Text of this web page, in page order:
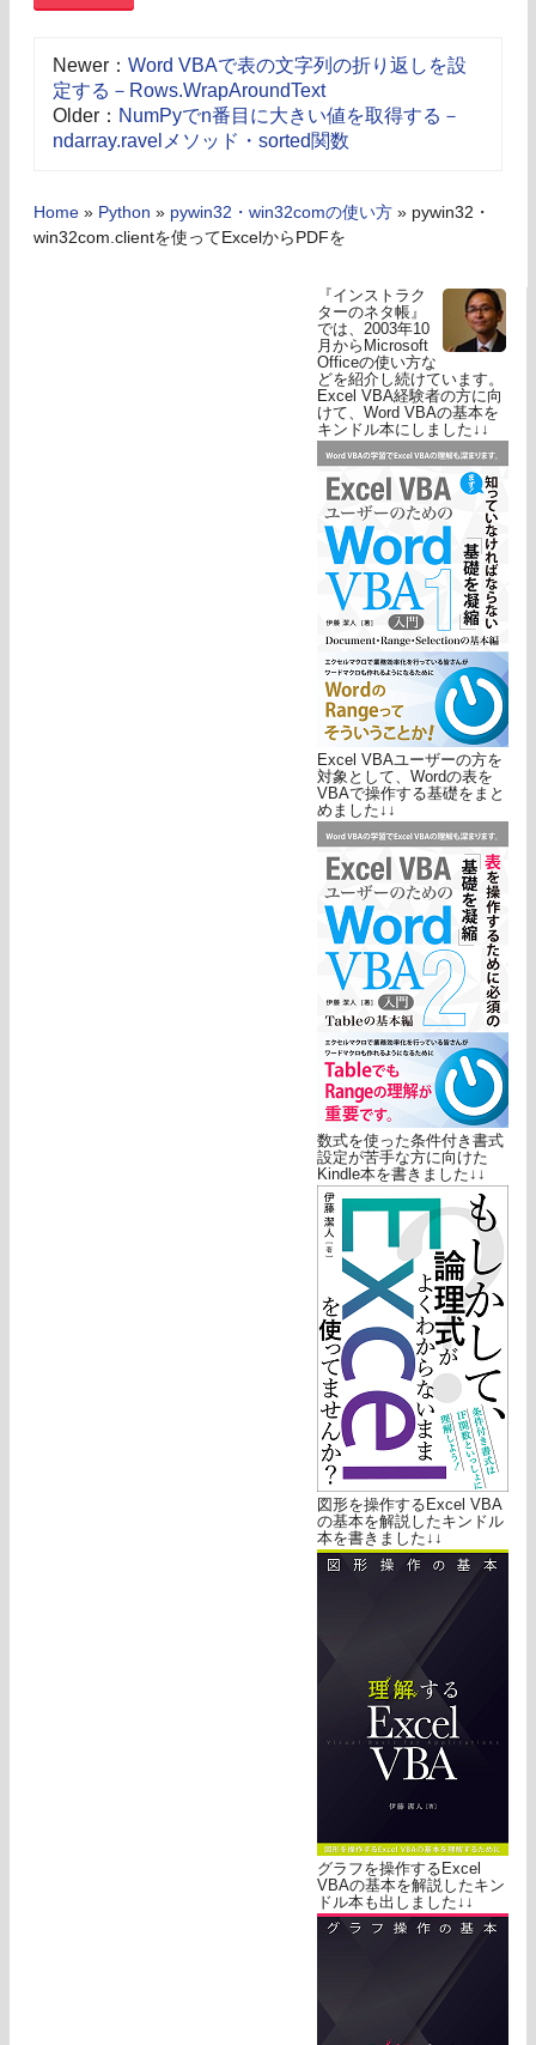
Newer： Word VBAで表の文字列の折り返しを設
定する－Rows.WrapAroundText
Older： NumPyでn番目に大きい値を取得する－
ndarray.ravelメソッド・sorted関数
Home » Python » pywin32・win32comの使い方 » pywin32・
win32com.clientを使ってExcelからPDFを
『インストラク
ターのネタ帳』
では、2003年10
月からMicrosoft
Officeの使い方な
どを紹介し続けています。
Excel VBA経験者の方に向
けて、Word VBAの基本を
キンドル本にしました↓↓
Excel VBAユーザーの方を
対象として、Wordの表を
VBAで操作する基礎をまと
めました↓↓
数式を使った条件付き書式
設定が苦手な方に向けた
Kindle本を書きました↓↓
図形を操作するExcel VBA
の基本を解説したキンドル
本を書きました↓↓
グラフを操作するExcel
VBAの基本を解説したキン
ドル本も出しました↓↓